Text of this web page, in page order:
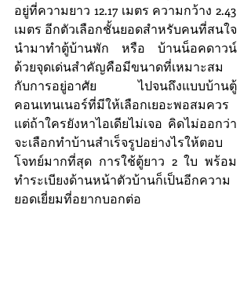
อยู่ที่ความยาว 12.17 เมตร ความกว้าง 2.43
เมตร อีกตัวเลือกชั้นยอดสำหรับคนที่สนใจ
นำมาทำตู้บ้านพัก หรือ บ้านน็อคดาวน์
ด้วยจุดเด่นสำคัญคือมีขนาดที่เหมาะสม
กับการอยู่อาศัย ไปจนถึงแบบบ้านตู้
คอนเทนเนอร์ที่มีให้เลือกเยอะพอสมควร
แต่ถ้าใครยังหาไอเดียไม่เจอ คิดไม่ออกว่า
จะเลือกทำบ้านสำเร็จรูปอย่างไรให้ตอบ
โจทย์มากที่สุด การใช้ตู้ยาว 2 ใบ พร้อม
ทำระเบียงด้านหน้าตัวบ้านก็เป็นอีกความ
ยอดเยี่ยมที่อยากบอกต่อ